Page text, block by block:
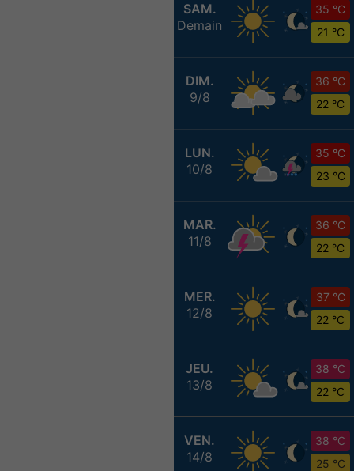
SAM.
Demain
35 °C
21 °C
DIM.
9/8
36 °C
22 °C
LUN.
10/8
35 °C
23 °C
MAR.
11/8
36 °C
22 °C
MER.
12/8
37 °C
22 °C
JEU.
13/8
38 °C
22 °C
VEN.
14/8
38 °C
25 °C